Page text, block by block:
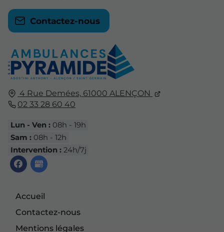
4 Rue Demées, 61000 ALENÇON
02 33 28 60 40
Lun - Ven :08h - 19h
Sam :08h - 12h
Intervention :24h/7j
Accueil
Contactez-nous
Mentions légales
Contactez-nous